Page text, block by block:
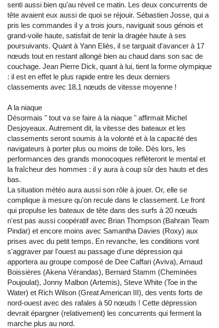
senti aussi bien qu'au réveil ce matin. Les deux concurrents de
tête avaient eux aussi de quoi se réjouir. Sébastien Josse, qui a
pris les commandes il y a trois jours, naviguait sous génois et
grand-voile haute, satisfait de tenir la dragée haute à ses
poursuivants. Quant à Yann Eliès, il se targuait d'avancer à 17
nœuds tout en restant allongé bien au chaud dans son sac de
couchage. Jean Pierre Dick, quant à lui, tient la forme olympique
: il est en effet le plus rapide entre les deux derniers
classements avec 18,1 nœuds de vitesse moyenne !
A la niaque
Désormais " tout va se faire à la niaque " affirmait Michel
Desjoyeaux. Autrement dit, la vitesse des bateaux et les
classements seront soumis à la volonté et à la capacité des
navigateurs à porter plus ou moins de toile. Dès lors, les
performances des grands monocoques reflèteront le mental et
la fraîcheur des hommes : il y aura à coup sûr des hauts et des
bas.
La situation météo aura aussi son rôle à jouer. Or, elle se
complique à mesure qu'on recule dans le classement. Le front
qui propulse les bateaux de tête dans des surfs à 20 nœuds
n'est pas aussi coopératif avec Brian Thompson (Bahrain Team
Pindar) et encore moins avec Samantha Davies (Roxy) aux
prises avec du petit temps. En revanche, les conditions vont
s'aggraver par l'ouest au passage d'une dépression qui
apportera au groupe composé de Dee Caffari (Aviva), Arnaud
Boissières (Akena Vérandas), Bernard Stamm (Cheminées
Poujoulat), Jonny Malbon (Artemis), Steve White (Toe in the
Water) et Rich Wilson (Great American III), des vents forts de
nord-ouest avec des rafales à 50 nœuds ! Cette dépression
devrait épargner (relativement) les concurrents qui ferment la
marche plus au nord.